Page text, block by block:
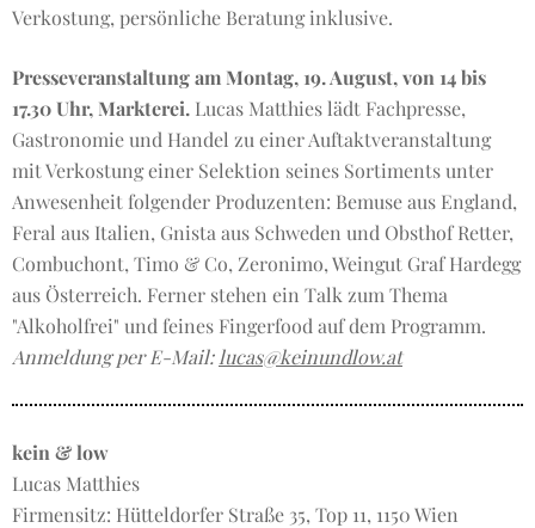
Verkostung, persönliche Beratung inklusive.
Presseveranstaltung am Montag, 19. August, von 14 bis
17.30 Uhr, Markterei. Lucas Matthies lädt Fachpresse,
Gastronomie und Handel zu einer Auftaktveranstaltung
mit Verkostung einer Selektion seines Sortiments unter
Anwesenheit folgender Produzenten: Bemuse aus England,
Feral aus Italien, Gnista aus Schweden und Obsthof Retter,
Combuchont, Timo & Co, Zeronimo, Weingut Graf Hardegg
aus Österreich. Ferner stehen ein Talk zum Thema
"Alkoholfrei" und feines Fingerfood auf dem Programm.
Anmeldung per E-Mail: lucas@keinundlow.at
kein & low
Lucas Matthies
Firmensitz: Hütteldorfer Straße 35, Top 11, 1150 Wien